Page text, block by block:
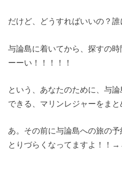
だけど、どうすればいいの？
与論島に着いてから、探すの
ーーい！！！！！
という、あなたのために、与
できる、マリンレジャーをまと
あ。その前に与論島への旅の
とりづらくなってますよ！！